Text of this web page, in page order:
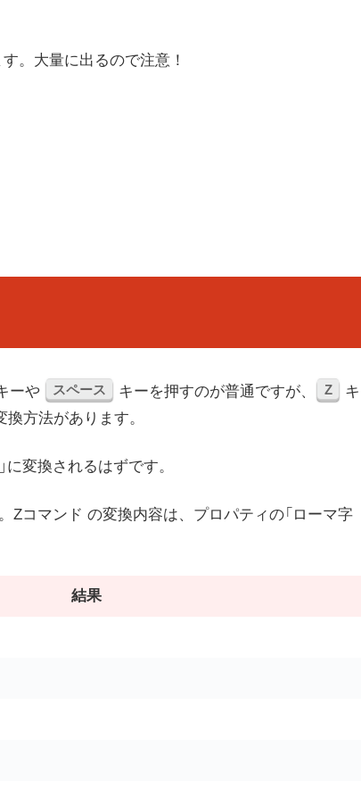
。大量に出るので注意！
ーや スペース キーを押すのが普通ですが、 Z
キ
換方法があります。
に変換されるはずです。
コマンド の変換内容は、プロパティの「ローマ字
結果